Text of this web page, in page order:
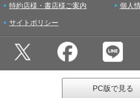
特約店様・書店様ご案内 個人
サイトポリシー
PC版で見る